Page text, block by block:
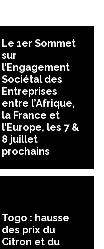
Le 1er Sommet
sur
l’Engagement
Sociétal des
Entreprises
entre l’Afrique,
la France et
l’Europe, les 7 &
8 juillet
prochains
Togo : hausse
des prix du
Citron et du